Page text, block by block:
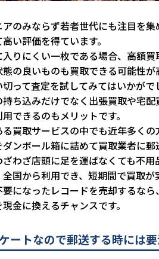
のみならず若者世代にも注目を
い評価を得ています。
りにくい一枚である場合、高額買
態の良いものも買取できる可能性
って査定を試してみてはいかがで
ち込みだけでなく出張買取や宅
できるのもメリットです。
買取サービスの中でも近年多くの
ンボール箱に詰めて買取業者に
ざわざ店頭に足を運ばなくても不
国から利用でき、短期間で買取が
になったレコードを売却するな
金に換えるチャンスです。
ートなので郵送する時には要